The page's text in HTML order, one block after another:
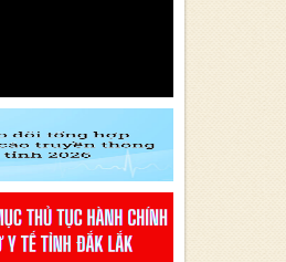
tế
SYT về việc thực hiện
động thực hiện Nghị
CP ngày 05/01/2024 của
vụ, giải pháp chủ yếu
phát triển kinh tế - xã
sách nhà nước năm
tế